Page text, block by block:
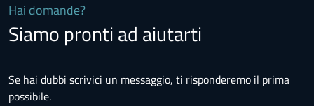
Hai domande?
Siamo pronti ad aiutarti
Se hai dubbi scrivici un messaggio, ti risponderemo il prima
possibile.